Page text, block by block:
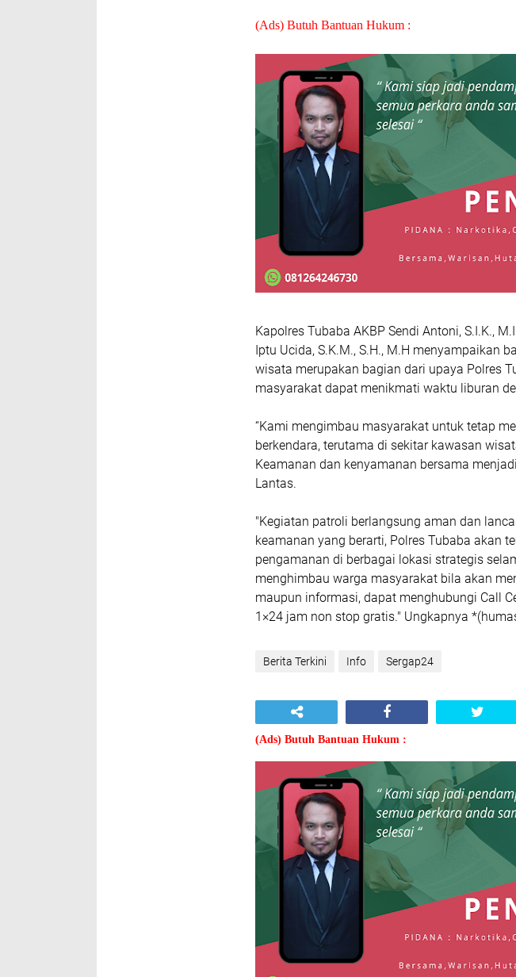
(Ads) Butuh Bantuan Hukum :
Kapolres Tubaba AKBP Sendi Antoni, S.I.K.,
Iptu Ucida, S.K.M., S.H., M.H menyampaikan
wisata merupakan bagian dari upaya Polres
masyarakat dapat menikmati waktu liburan
“Kami mengimbau masyarakat untuk tetap
berkendara, terutama di sekitar kawasan
Keamanan dan kenyamanan bersama
Lantas.
"Kegiatan patroli berlangsung aman dan
keamanan yang berarti, Polres Tubaba akan
pengamanan di berbagai lokasi strategis
menghimbau warga masyarakat bila akan
maupun informasi, dapat menghubungi Call
1×24 jam non stop gratis." Ungkapnya
Berita Terkini Info Sergap24
(Ads) Butuh Bantuan Hukum :